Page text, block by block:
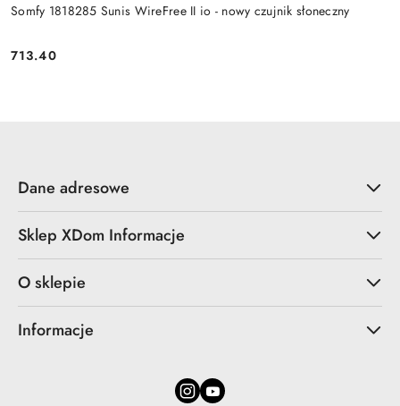
Somfy 1818285 Sunis WireFree II io - nowy czujnik słoneczny
Cena:
713.40
Dane adresowe
Sklep XDom Informacje
O sklepie
Informacje